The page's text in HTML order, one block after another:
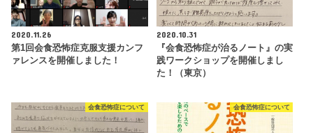
2020.11.26
第1回会食恐怖症克服支援カンフ
ァレンスを開催しました！
2020.10.31
『会食恐怖症が治るノート』の実
践ワークショップを開催しまし
た！（東京）
会食恐怖症について 会食恐怖症について